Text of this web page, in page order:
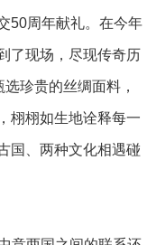
50周年献礼。在今年
了现场，尽现传奇历
珍贵的丝绸面料，
栩栩如生地诠释每一
国、两种文化相遇碰